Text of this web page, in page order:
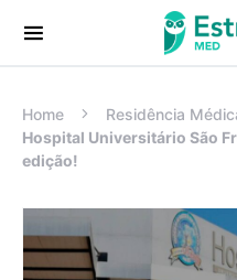
Procurar:
Home Residência
Hospital Universitário São
edição!